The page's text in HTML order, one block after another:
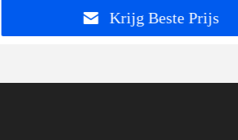
Krijg Beste Prijs